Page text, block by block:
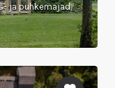
ja puhkemajad,